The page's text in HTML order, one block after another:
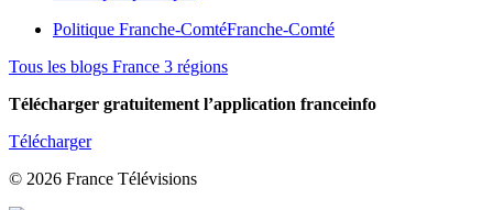
Politique Franche-ComtéFranche-Comté
Tous les blogs France 3 régions
Télécharger gratuitement l’application franceinfo
Télécharger
© 2026 France Télévisions